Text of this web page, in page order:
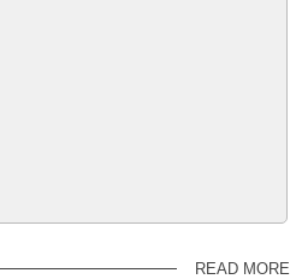
READ MORE